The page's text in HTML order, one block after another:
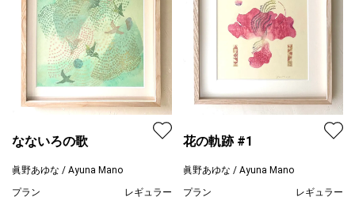
なないろの歌
眞野あゆな / Ayuna Mano
プラン
レギュラー
花の軌跡 #1
眞野あゆな / Ayuna Mano
プラン
レギュラー